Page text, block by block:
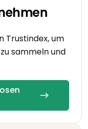
Trustindex, um
sammeln und